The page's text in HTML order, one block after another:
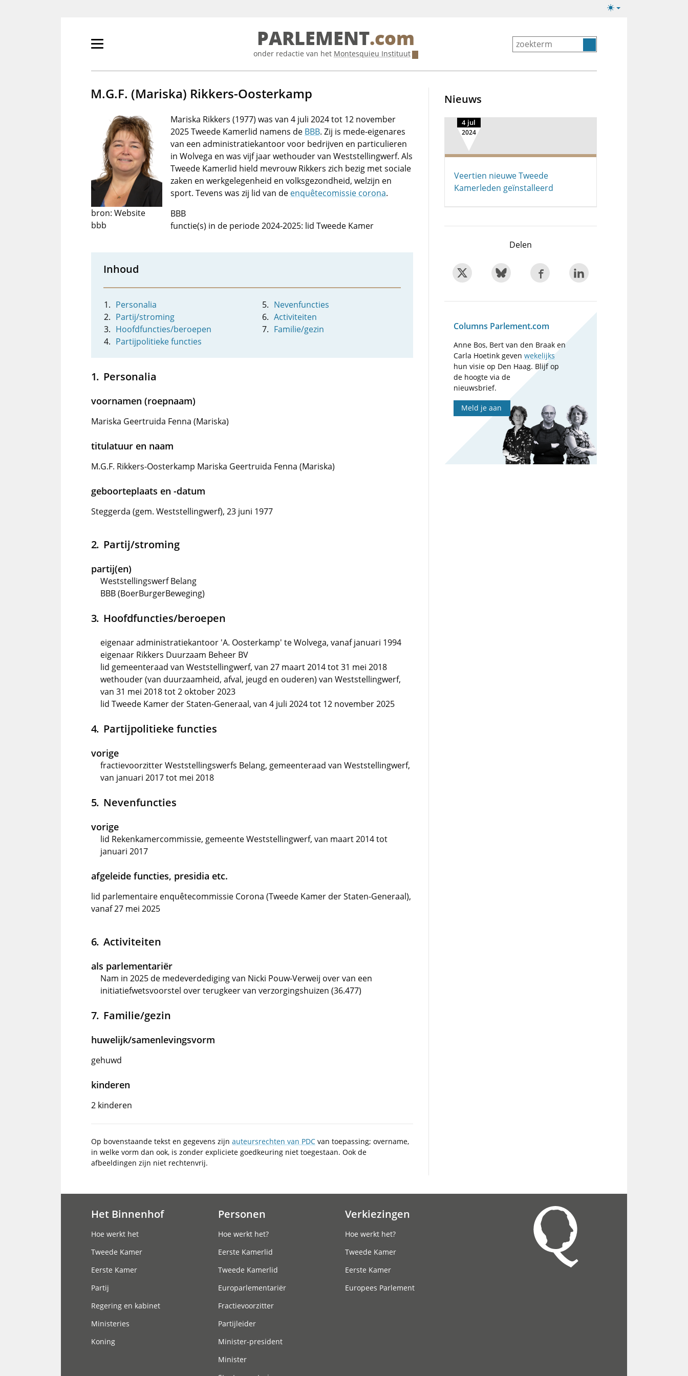
Lichte/donkere
Primair
tonen/verbergen
PARLEMENT.com
onder redactie van het Montesquieu Instituut
M.G.F. (Mariska) Rikkers-Oosterkamp
bron: Website
bbb
Mariska Rikkers (1977) was van 4 juli 2024 tot 12 november
2025 Tweede Kamerlid namens de BBB. Zij is mede-eigenares
van een administratiekantoor voor bedrijven en particulieren
in Wolvega en was vijf jaar wethouder van Weststellingwerf. Als
Tweede Kamerlid hield mevrouw Rikkers zich bezig met sociale
zaken en werkgelegenheid en volksgezondheid, welzijn en
sport. Tevens was zij lid van de enquêtecomissie corona.
BBB
functie(s) in de periode 2024-2025: lid Tweede Kamer
Inhoud
Personalia
Partij/stroming
Hoofdfuncties/beroepen
Partijpolitieke functies
Nevenfuncties
Activiteiten
Familie/gezin
Personalia
voornamen (roepnaam)
Mariska Geertruida Fenna (Mariska)
titulatuur en naam
M.G.F. Rikkers-Oosterkamp Mariska Geertruida Fenna (Mariska)
geboorteplaats en -datum
Steggerda (gem. Weststellingwerf), 23 juni 1977
Partij/stroming
partij(en)
Weststellingswerf Belang
BBB (BoerBurgerBeweging)
Hoofdfuncties/beroepen
eigenaar administratiekantoor 'A. Oosterkamp' te Wolvega, vanaf januari 1994
eigenaar Rikkers Duurzaam Beheer BV
lid gemeenteraad van Weststellingwerf, van 27 maart 2014 tot 31 mei 2018
wethouder (van duurzaamheid, afval, jeugd en ouderen) van Weststellingwerf,
van 31 mei 2018 tot 2 oktober 2023
lid Tweede Kamer der Staten-Generaal, van 4 juli 2024 tot 12 november 2025
Partijpolitieke functies
vorige
fractievoorzitter Weststellingswerfs Belang, gemeenteraad van Weststellingwerf,
van januari 2017 tot mei 2018
Nevenfuncties
vorige
lid Rekenkamercommissie, gemeente Weststellingwerf, van maart 2014 tot
januari 2017
afgeleide functies, presidia etc.
lid parlementaire enquêtecommissie Corona (Tweede Kamer der Staten-Generaal),
vanaf 27 mei 2025
Activiteiten
als parlementariër
Nam in 2025 de medeverdediging van Nicki Pouw-Verweij over van een
initiatiefwetsvoorstel over terugkeer van verzorgingshuizen (36.477)
Familie/gezin
huwelijk/samenlevingsvorm
gehuwd
kinderen
2 kinderen
Op bovenstaande tekst en gegevens zijn auteursrechten van PDC van toepassing; overname,
in welke vorm dan ook, is zonder expliciete goedkeuring niet toegestaan. Ook de
afbeeldingen zijn niet rechtenvrij.
Nieuws
4 jul
2024
Veertien nieuwe Tweede
Kamerleden geïnstalleerd
Delen
Columns Parlement.com
Anne Bos, Bert van den Braak en
Carla Hoetink gevenwekelijks
hun visie op Den Haag. Blijf op
de hoogte via de
nieuwsbrief.
Meld je aan
Het Binnenhof
Hoe werkt het
Tweede Kamer
Eerste Kamer
Partij
Regering en kabinet
Ministeries
Koning
Personen
Hoe werkt het?
Eerste Kamerlid
Tweede Kamerlid
Europarlementariër
Fractievoorzitter
Partijleider
Minister-president
Minister
Verkiezingen
Hoe werkt het?
Tweede Kamer
Eerste Kamer
Europees Parlement